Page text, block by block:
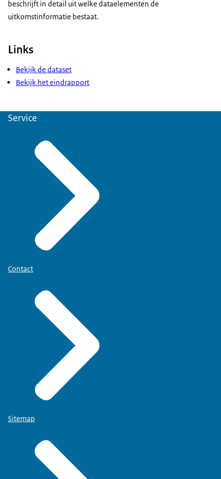
beschrijft in detail uit welke dataelementen de
uitkomstinformatie bestaat.
Links
Bekijk de dataset
Bekijk het eindrapport
Service
Contact
Sitemap